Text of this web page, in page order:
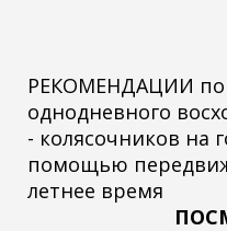
РЕКОМЕНДАЦИИ по
однодневного
- колясочников на
помощью
летнее время